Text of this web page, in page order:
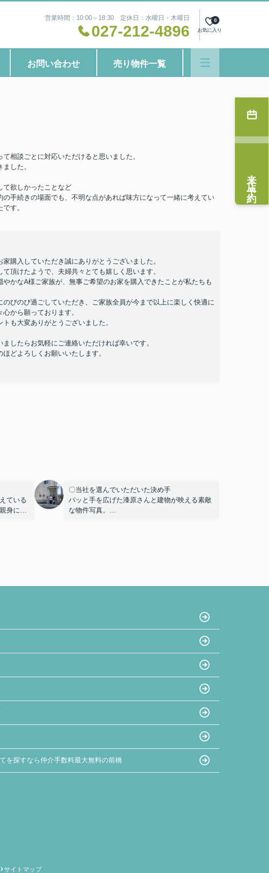
営業時間：10:00～18:30 定休日：水曜日・木曜日
027-212-4896 お気に入り
0
お問い合わせ 売り物件一覧
相談ごとに対応いただけると思いました。
した。
て欲しかったことなど
手続きの場面でも、不明な点があれば味方になって一緒に考えてい
す。
購入していただき誠にありがとうございました。
頂けたようで、夫婦共々とても嬉しく思います。
やかなA様ご家族が、無事ご希望のお家を購入できたことが私たちも
びのび過ごしていただき、ご家族全員が今まで以上に楽しく快適に
から願っております。
も大変ありがとうございました。
したらお気軽にご連絡いただければ幸いです。
どよろしくお願いいたします。
ている
身にな
説明を
、疑問
緊急性
りまし
やるこ
ただき
た。
みなみ
まし
いただ
だきあ
〇当社を選んでいただいた決め手
パッと手を広げた漆原さんと建物が映える素敵
な物件写真。
〇感じたこと、良かった点、もっとこうして欲
となんでもかんでも質問してしまいましたが、
LINEの返信は早く、確認しないと分からないこ
ともすぐに確認して連絡下さったので、安心感
来店予約
を探すなら仲介手数料最大無料の前橋
サイトマップ